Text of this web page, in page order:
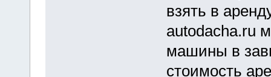
взять в
autodacha.ru
машины в
стоимость